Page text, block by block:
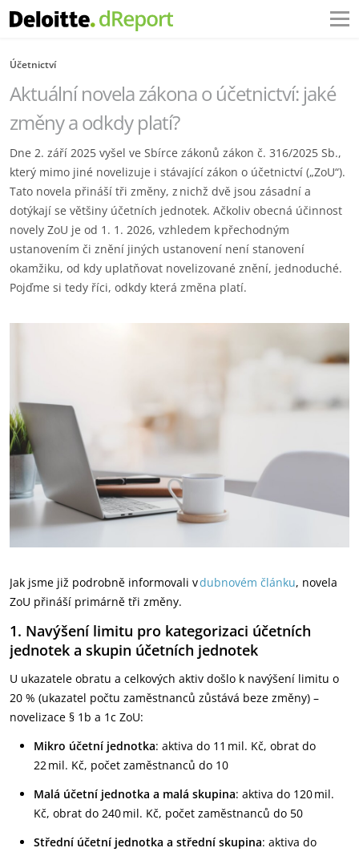
Účetnictví
Aktuální novela zákona o účetnictví: jaké
změny a odkdy platí? ‎
Dne 2. září 2025 vyšel ve Sbírce zákonů zákon č. 316/2025 Sb.,
který mimo jiné novelizuje i stávající ‎zákon o účetnictví („ZoU“).
Tato novela přináší tři změny, z nichž dvě jsou zásadní a
dotýkají se ‎většiny účetních jednotek. Ačkoliv obecná účinnost
novely ZoU je od 1. 1. 2026, vzhledem ‎k přechodným
ustanovením či znění jiných ustanovení není stanovení
okamžiku, od kdy uplatňovat ‎novelizované znění, jednoduché.
Pojďme si tedy říci, odkdy která změna platí. ‎
Jak jsme již podrobně informovali vdubnovém článku, novela
ZoU přináší primárně tři změny.
1. Navýšení limitu pro kategorizaci účetních
jednotek a skupin účetních jednotek
U ukazatele obratu a celkových aktiv došlo k navýšení limitu o
20 % (ukazatel počtu zaměstnanců zůstává beze změny) –
novelizace § 1b a 1c ZoU:
Mikro účetní jednotka: aktiva do 11 mil. Kč, obrat do
22 mil. Kč, počet zaměstnanců do 10
Malá účetní jednotka a malá skupina: aktiva do 120 mil.
Kč, obrat do 240 mil. Kč, počet zaměstnanců do 50
Střední účetní jednotka a střední skupina: aktiva do